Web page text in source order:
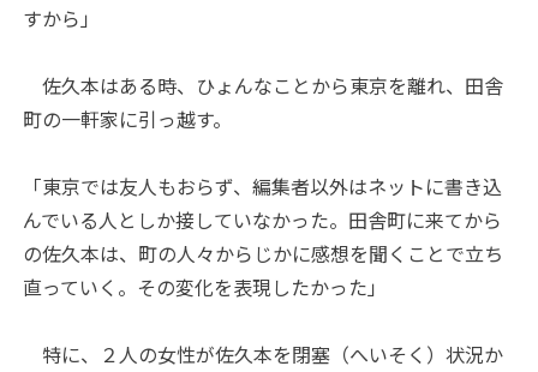
すから」
佐久本はある時、ひょんなことから東京を離れ、田舎
町の一軒家に引っ越す。
「東京では友人もおらず、編集者以外はネットに書き込
んでいる人としか接していなかった。田舎町に来てから
の佐久本は、町の人々からじかに感想を聞くことで立ち
直っていく。その変化を表現したかった」
特に、２人の女性が佐久本を閉塞（へいそく）状況か